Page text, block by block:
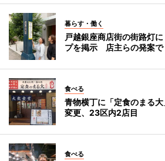
暮らす・働く
戸越銀座商店街の街路灯
プを掲示 店主らの発案で
食べる
青物横丁に「定食のまる
変更、23区内2店目
食べる